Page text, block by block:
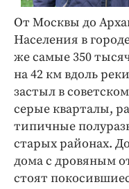
От Москвы до
Населения в
же самые 350
на 42 км вдоль
застыл в
серые кварталы,
типичные
старых районах.
дома с дровяным
стоят